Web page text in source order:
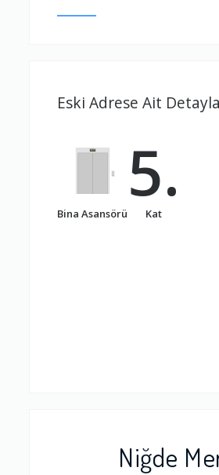
Eski Adrese Ait
Bina Asansörü
5.
Kat
Niğde